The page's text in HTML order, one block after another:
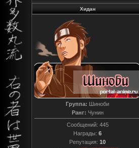
Хидан
Группа: Шиноби
Ранг: Чунин
Сообщений: 445
Награды: 6
Репутация: 10